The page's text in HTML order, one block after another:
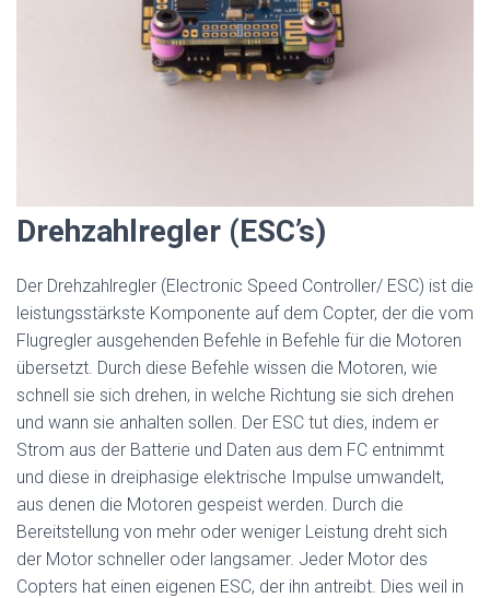
Drehzahlregler (ESC’s)
Der Drehzahlregler (Electronic Speed Controller/ ESC) ist die
leistungsstärkste Komponente auf dem Copter, der die vom
Flugregler ausgehenden Befehle in Befehle für die Motoren
übersetzt. Durch diese Befehle wissen die Motoren, wie
schnell sie sich drehen, in welche Richtung sie sich drehen
und wann sie anhalten sollen. Der ESC tut dies, indem er
Strom aus der Batterie und Daten aus dem FC entnimmt
und diese in dreiphasige elektrische Impulse umwandelt,
aus denen die Motoren gespeist werden. Durch die
Bereitstellung von mehr oder weniger Leistung dreht sich
der Motor schneller oder langsamer. Jeder Motor des
Copters hat einen eigenen ESC, der ihn antreibt. Dies weil in